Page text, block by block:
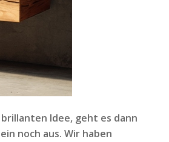
Idee, geht es dann
noch aus. Wir haben